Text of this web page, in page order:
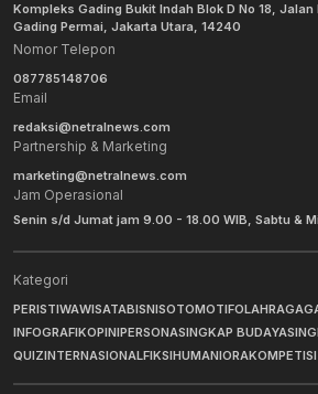
Kompleks Gading Bukit Indah Blok D No 18,
Gading Permai, Jakarta Utara, 14240
Nomor Telepon
087785148706
Email
redaksi@netralnews.com
Partnership & Marketing
marketing@netralnews.com
Jam Operasional
Senin s/d Jumat jam 9.00 - 18.00 WIB, Sabtu &
Kategori
PERISTIWAWISATABISNISOTOMOTIFOLAHRAGA
INFOGRAFIKOPINIPERSONASINGKAP BUDAYA
QUIZINTERNASIONALFIKSIHUMANIORA